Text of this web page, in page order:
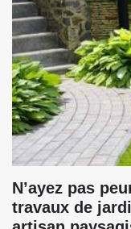
N’ayez pas
travaux de